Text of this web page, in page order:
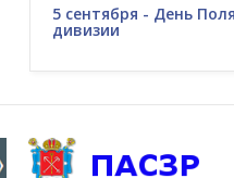
5 сентября - День
дивизии